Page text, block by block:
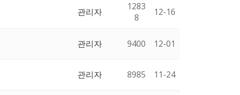
관리자
1283
8
12-16
관리자 9400 12-01
관리자 8985 11-24